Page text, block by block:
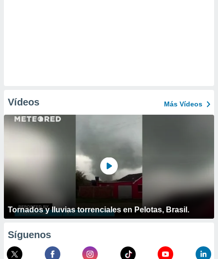
Vídeos Más Vídeos
Tornados y lluvias torrenciales en Pelotas, Brasil.
Síguenos